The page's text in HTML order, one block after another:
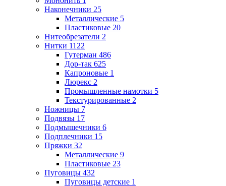
Наконечники 25
Металлические 5
Пластиковые 20
Нитеобрезатели 2
Нитки 1122
Гутерман 486
Дор-так 625
Капроновые 1
Люрекс 2
Промышленные намотки 5
Текстурированные 2
Ножницы 7
Подвязы 17
Подмышечники 6
Подплечники 15
Пряжки 32
Металлические 9
Пластиковые 23
Пуговицы 432
Пуговицы детские 1